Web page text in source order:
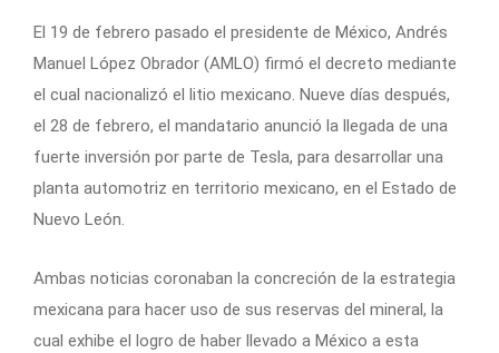
El 19 de febrero pasado el presidente de México, Andrés
Manuel López Obrador (AMLO) firmó el decreto mediante
el cual nacionalizó el litio mexicano. Nueve días después,
el 28 de febrero, el mandatario anunció la llegada de una
fuerte inversión por parte de Tesla, para desarrollar una
planta automotriz en territorio mexicano, en el Estado de
Nuevo León.
Ambas noticias coronaban la concreción de la estrategia
mexicana para hacer uso de sus reservas del mineral, la
cual exhibe el logro de haber llevado a México a esta